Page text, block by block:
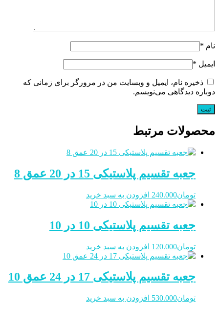
نام *
ایمیل *
ذخیره نام، ایمیل و وبسایت من در مرورگر برای زمانی که
دوباره دیدگاهی می‌نویسم.
محصولات مرتبط
جعبه تقسیم پلاستیکی 15 در 20 عمق 8
تومان240.000 افزودن به سبد خرید
جعبه تقسیم پلاستیکی 10 در 10
تومان120.000 افزودن به سبد خرید
جعبه تقسیم پلاستیکی 17 در 24 عمق 10
تومان530.000 افزودن به سبد خرید